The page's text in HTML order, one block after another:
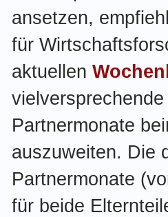
ansetzen,
für
aktuellen
Partnermonate
auszuweiten. Die
Partnermonate
für beide